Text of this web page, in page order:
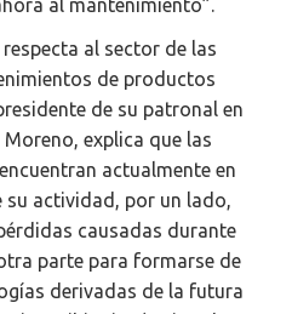
al mantenimiento”.
al sector de las
de productos
de su patronal en
explica que las
actualmente en
su actividad, por un lado,
causadas durante
parte para formarse de
derivadas de la futura